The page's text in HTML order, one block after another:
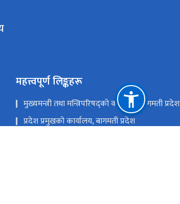
महत्त्वपूर्ण लिङ्कहरू
मुख्यमन्त्री तथा मन्त्रिपरिषद्को कार्यालय, बागमती प्रदेश
प्रदेश प्रमुखको कार्यालय, बागमती प्रदेश